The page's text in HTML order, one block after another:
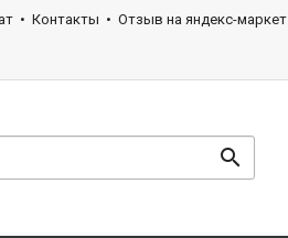
Контакты Отзыв на яндекс-маркет